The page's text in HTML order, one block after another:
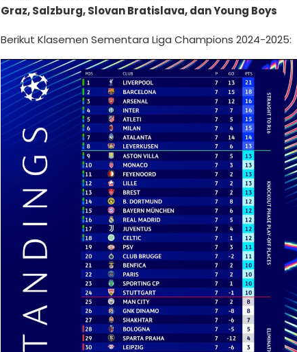
Graz, Salzburg, Slovan Bratislava, dan Young Boys
Berikut Klasemen Sementara Liga Champions 2024-2025: